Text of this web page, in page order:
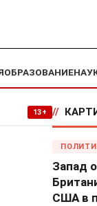
ОБРАЗОВАНИЕ
13+ //
Запад
США в